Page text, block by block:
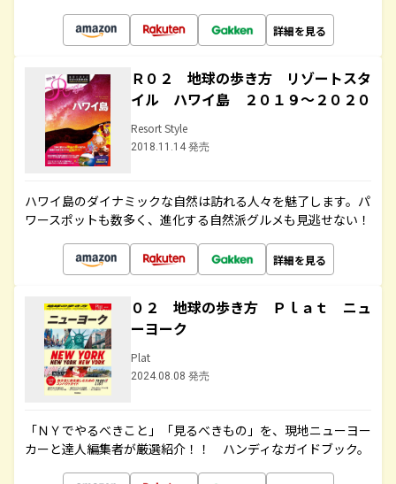
詳細を見る
Ｒ０２ 地球の歩き方 リゾートスタ
イル ハワイ島 ２０１９～２０２０
Resort Style
2018.11.14 発売
ハワイ島のダイナミックな自然は訪れる人々を魅了します。パ
ワースポットも数多く、進化する自然派グルメも見逃せない！
詳細を見る
０２ 地球の歩き方 Ｐｌａｔ ニュ
ーヨーク
Plat
2024.08.08 発売
「ＮＹでやるべきこと」「見るべきもの」を、現地ニューヨー
カーと達人編集者が厳選紹介！！ ハンディなガイドブック。